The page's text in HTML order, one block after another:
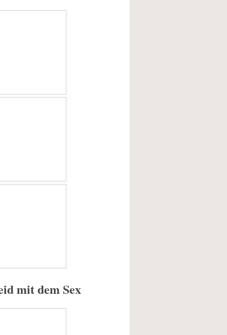
mit dem Sex